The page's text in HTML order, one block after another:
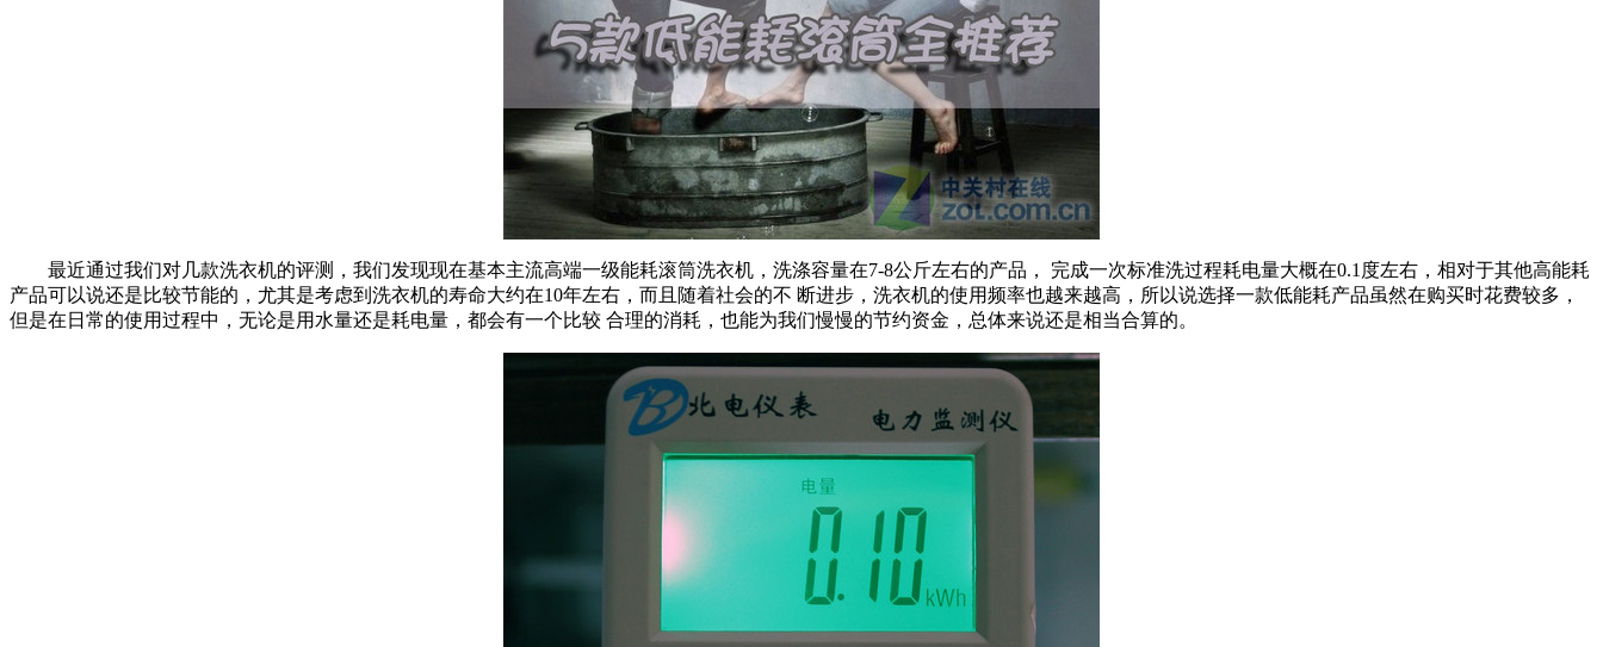
最近通过我们对几款洗衣机的评测，我们发现现在基本主流高端一级能耗滚筒洗衣机，洗涤容量在7-8公斤左右的产品， 完成一次标准洗过程耗电量大概在0.1度左右，相对于其他高能耗
产品可以说还是比较节能的，尤其是考虑到洗衣机的寿命大约在10年左右，而且随着社会的不 断进步，洗衣机的使用频率也越来越高，所以说选择一款低能耗产品虽然在购买时花费较多，
但是在日常的使用过程中，无论是用水量还是耗电量，都会有一个比较 合理的消耗，也能为我们慢慢的节约资金，总体来说还是相当合算的。